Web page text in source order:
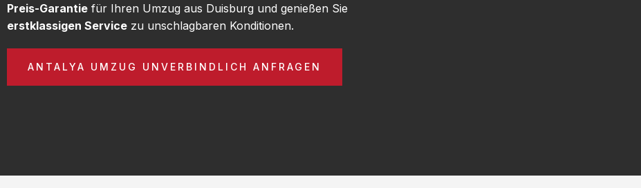
Preis-Garantie für Ihren Umzug aus Duisburg und genießen Sie
erstklassigen Service zu unschlagbaren Konditionen.
ANTALYA UMZUG UNVERBINDLICH ANFRAGEN